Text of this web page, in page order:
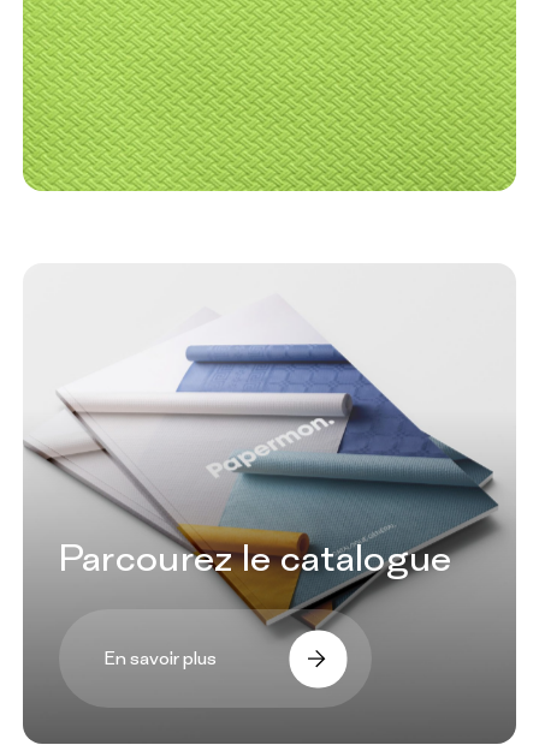
Parcourez le catalogue
En savoir plus